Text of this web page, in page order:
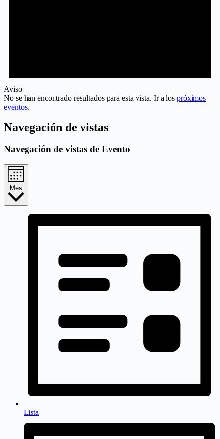
Aviso
No se han encontrado resultados para esta vista. Ir a los próximos
eventos.
Navegación de vistas
Navegación de vistas de Evento
Mes
Lista